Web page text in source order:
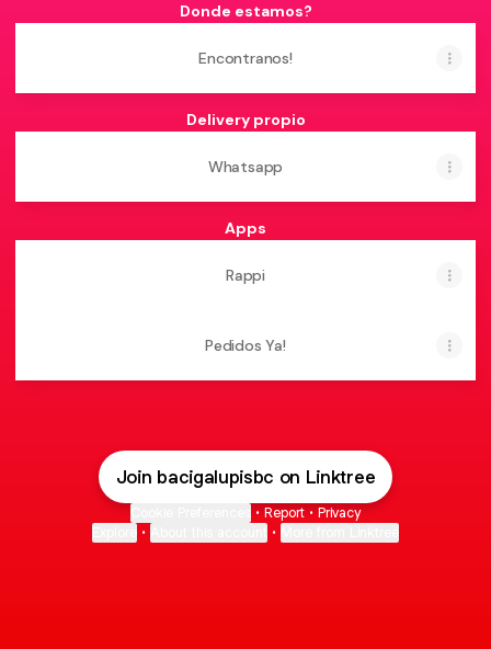
Donde estamos?
Encontranos!
Delivery propio
Whatsapp
Apps
Rappi
Pedidos Ya!
Join bacigalupisbc on Linktree
• Report • Privacy
• •